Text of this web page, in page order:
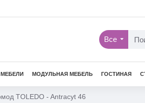
Все
МЕБЕЛИ МОДУЛЬНАЯ МЕБЕЛЬ ГОСТИНАЯ
TOLEDO - Antracyt 46